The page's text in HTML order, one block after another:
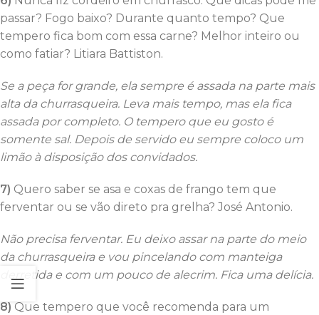
passar? Fogo baixo? Durante quanto tempo? Que
tempero fica bom com essa carne? Melhor inteiro ou
como fatiar? Litiara Battiston.
Se a peça for grande, ela sempre é assada na parte mais
alta da churrasqueira. Leva mais tempo, mas ela fica
assada por completo. O tempero que eu gosto é
somente sal. Depois de servido eu sempre coloco um
limão à disposição dos convidados.
7) Quero saber se asa e coxas de frango tem que
ferventar ou se vão direto pra grelha? José Antonio.
Não precisa ferventar. Eu deixo assar na parte do meio
da churrasqueira e vou pincelando com manteiga
derretida e com um pouco de alecrim. Fica uma delícia.
8) Que tempero que você recomenda para um